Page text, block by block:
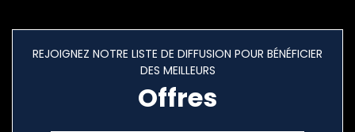
REJOIGNEZ NOTRE LISTE DE DIFFUSION POUR BÉNÉFICIER
DES MEILLEURS
Offres